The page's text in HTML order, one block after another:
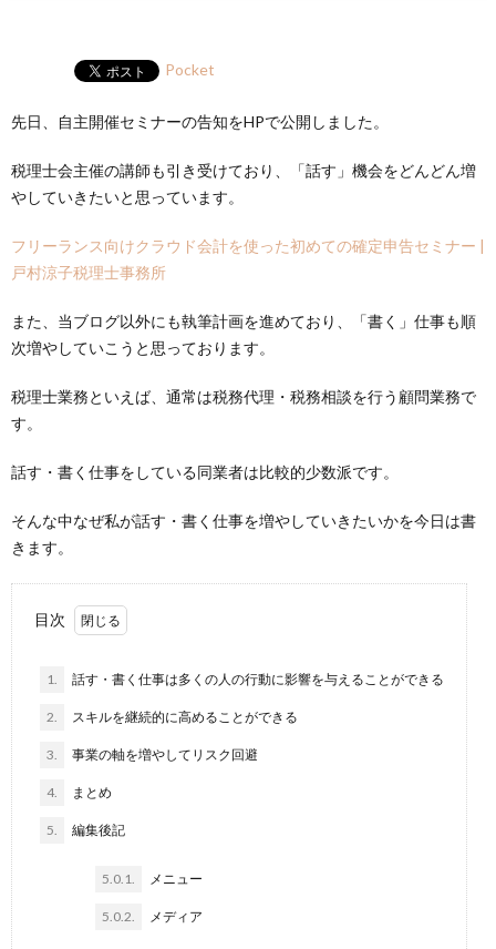
Pocket
先日、自主開催セミナーの告知をHPで公開しました。
税理士会主催の講師も引き受けており、「話す」機会をどんどん増
やしていきたいと思っています。
フリーランス向けクラウド会計を使った初めての確定申告セミナー |
戸村涼子税理士事務所
また、当ブログ以外にも執筆計画を進めており、「書く」仕事も順
次増やしていこうと思っております。
税理士業務といえば、通常は税務代理・税務相談を行う顧問業務で
す。
話す・書く仕事をしている同業者は比較的少数派です。
そんな中なぜ私が話す・書く仕事を増やしていきたいかを今日は書
きます。
目次
1. 話す・書く仕事は多くの人の行動に影響を与えることができる
2. スキルを継続的に高めることができる
3. 事業の軸を増やしてリスク回避
4. まとめ
5. 編集後記
5.0.1. メニュー
5.0.2. メディア